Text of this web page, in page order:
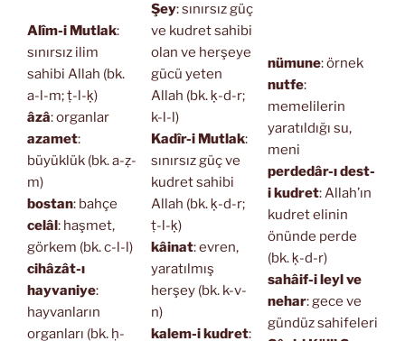
Alîm-i Mutlak:
sınırsız ilim
sahibi Allah (bk.
a-l-m; ṭ-l-ḳ)
âzâ: organlar
azamet:
büyüklük (bk. a-ẓ-
m)
bostan: bahçe
celâl : haşmet,
görkem (bk. c-l-l)
cihâzât-ı
hayvaniye:
hayvanların
organları (bk. ḥ-
Şey: sınırsız güç
ve kudret sahibi
olan ve herşeye
gücü yeten
Allah (bk. ḳ-d-r;
k-l-l)
Kadîr-i Mutlak:
sınırsız güç ve
kudret sahibi
Allah (bk. ḳ-d-r;
ṭ-l-ḳ)
kâinat: evren,
yaratılmış
herşey (bk. k-v-
n)
kalem-i kudret:
nümune: örnek
nutfe:
memelilerin
yaratıldığı su,
meni
perdedâr-ı dest-
i kudret: Allah’ın
kudret elinin
önünde perde
(bk. ḳ-d-r)
sahâif-i leyl ve
nehar: gece ve
gündüz sahifeleri